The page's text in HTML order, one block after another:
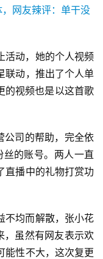
动，她的个人视频
联动，推出了个人单
的视频也是以这首歌
司的帮助，完全依
的账号。两人一直
直播中的礼物打赏功
均而解散，张小花
，虽然有网友表示欢
能性不大，这次复更